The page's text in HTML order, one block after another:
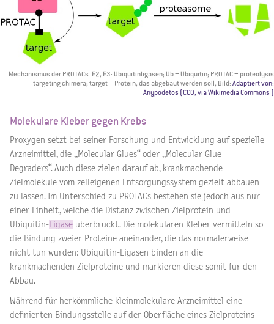
Mechanismus der PROTACs. E2, E3: Ubiquitinligasen; Ub = Ubiquitin; PROTAC = proteolysis
targeting chimera; target = Protein, das abgebaut werden soll, Bild: Adaptiert von:
Anypodetos (CC0, via Wikimedia Commons )
Molekulare Kleber gegen Krebs
Proxygen setzt bei seiner Forschung und Entwicklung auf spezielle
Arzneimittel, die „Molecular Glues“ oder „Molecular Glue
Degraders“. Auch diese zielen darauf ab, krankmachende
Zielmoleküle vom zelleigenen Entsorgungssystem gezielt abbauen
zu lassen. Im Unterschied zu PROTACs bestehen sie jedoch aus nur
einer Einheit, welche die Distanz zwischen Zielprotein und
Ubiquitin-Ligase überbrückt. Die molekularen Kleber vermitteln so
die Bindung zweier Proteine aneinander, die das normalerweise
nicht tun würden: Ubiquitin-Ligasen binden an die
krankmachenden Zielproteine und markieren diese somit für den
Abbau.
Während für herkömmliche kleinmolekulare Arzneimittel eine
definierten Bindungsstelle auf der Oberfläche eines Zielproteins